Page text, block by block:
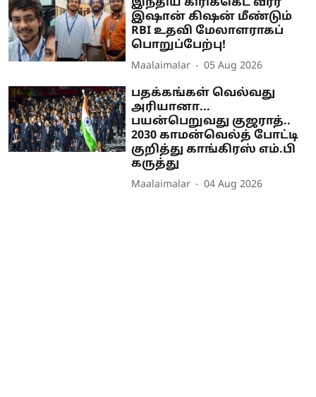
இஷான் கிஷன் மீண்டும்
RBI உதவி மேலாளராகப்
பொறுப்பேற்பு!
Maalaimalar 05 Aug 2026
பதக்கங்கள் வெல்வது
அரியானா...
பயன்பெறுவது குஜராத்..
2030 காமன்வெல்த் போட்டி
குறித்து காங்கிரஸ் எம்.பி
கருத்து
Maalaimalar 04 Aug 2026